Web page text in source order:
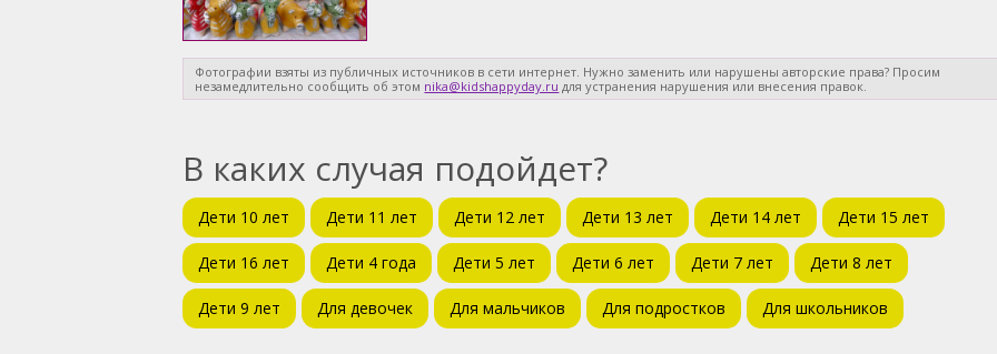
Фотографии взяты из публичных источников в сети интернет. Нужно заменить или нарушены авторские права? Просим
незамедлительно сообщить об этом nika@kidshappyday.ru для устранения нарушения или внесения правок.
В каких случая подойдет?
Дети 10 лет Дети 11 лет Дети 12 лет Дети 13 лет Дети 14 лет Дети 15 лет
Дети 16 лет Дети 4 года Дети 5 лет Дети 6 лет Дети 7 лет Дети 8 лет
Дети 9 лет Для девочек Для мальчиков Для подростков Для школьников